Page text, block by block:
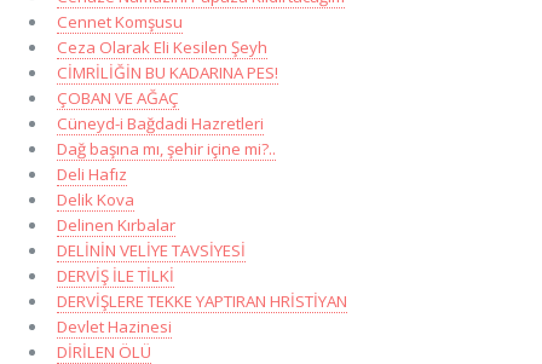
Cennet Komşusu
Ceza Olarak Eli Kesilen Şeyh
CİMRİLİĞİN BU KADARINA PES!
ÇOBAN VE AĞAÇ
Cüneyd-i Bağdadi Hazretleri
Dağ başına mı, şehir içine mi?..
Deli Hafız
Delik Kova
Delinen Kırbalar
DELİNİN VELİYE TAVSİYESİ
DERVİŞ İLE TİLKİ
DERVİŞLERE TEKKE YAPTIRAN HRİSTİYAN
Devlet Hazinesi
DİRİLEN ÖLÜ